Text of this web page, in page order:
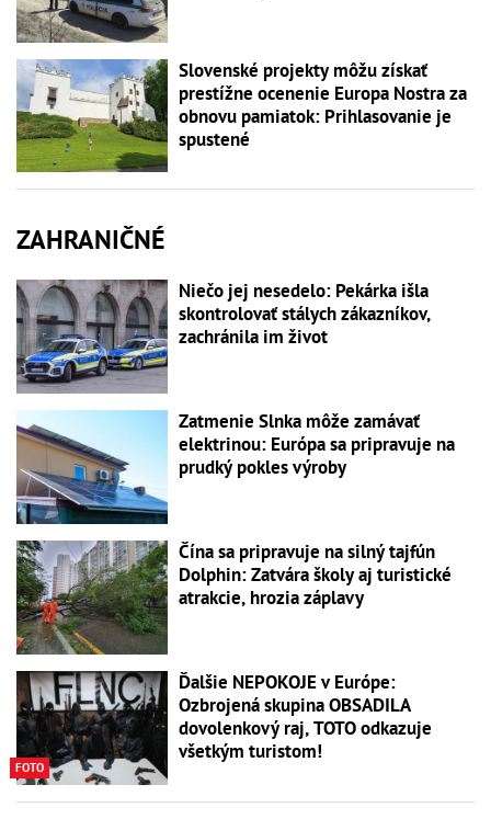
Slovenské projekty môžu získať
prestížne ocenenie Europa Nostra za
obnovu pamiatok: Prihlasovanie je
spustené
ZAHRANIČNÉ
Niečo jej nesedelo: Pekárka išla
skontrolovať stálych zákazníkov,
zachránila im život
Zatmenie Slnka môže zamávať
elektrinou: Európa sa pripravuje na
prudký pokles výroby
Čína sa pripravuje na silný tajfún
Dolphin: Zatvára školy aj turistické
atrakcie, hrozia záplavy
FOTO
Ďalšie NEPOKOJE v Európe:
Ozbrojená skupina OBSADILA
dovolenkový raj, TOTO odkazuje
všetkým turistom!